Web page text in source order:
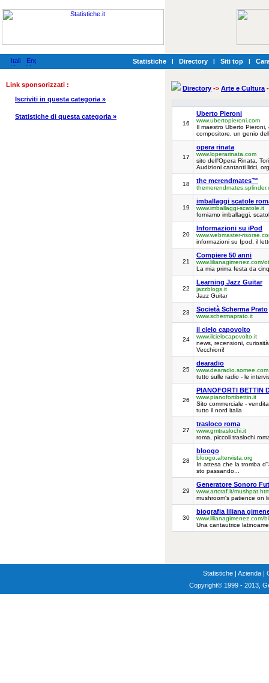
Statistiche | Directory | Siti top |
Link sponsorizzati :
Iscriviti in questa categoria »
Statistiche di questa categoria »
Directory -> Arte e Cultura
16
Uberto Pieroni
www.ubertopieroni.com
Il maestro Uberto
compositore, un genio
17
opera rinata
www.loperarinata.com
sito dell'Opera Rinata,
Audizioni cantanti lirici,
18 the merendmates™
19
imballaggi scatole
www.imballaggi-scatole.it
forniamo imballaggi,
20
Informazioni su iPod
www.webmaster-
informazioni su Ipod, il
21
Compiere 50 anni
www.lilianagimenez.com/
La mia prima festa da
22
Learning Jazz Guitar
jazzblogs.it
Jazz Guitar
23 Società Scherma Prato
www.schermaprato.it
24
il cielo capovolto
www.ilcielocapovolto.it
news, recensioni,
Vecchioni!
25
dearadio
www.dearadio.somee.com
tutto sulle radio - le
26
PIANOFORTI BETTIN
www.pianofortibettin.it
Sito commerciale -
tutto il nord italia
27
trasloco roma
www.gmtraslochi.it
roma, piccoli traslochi
28
bloogo
bloogo.altervista.org
In attesa che la tromba
sto passando...
29
Generatore Sonoro
www.artcraf.it/
mushroom's patience on
30
biografia liliana
www.lilianagimenez.com/
Una cantautrice
Statistiche | Azienda |
Copyright© 1999 - 2013,